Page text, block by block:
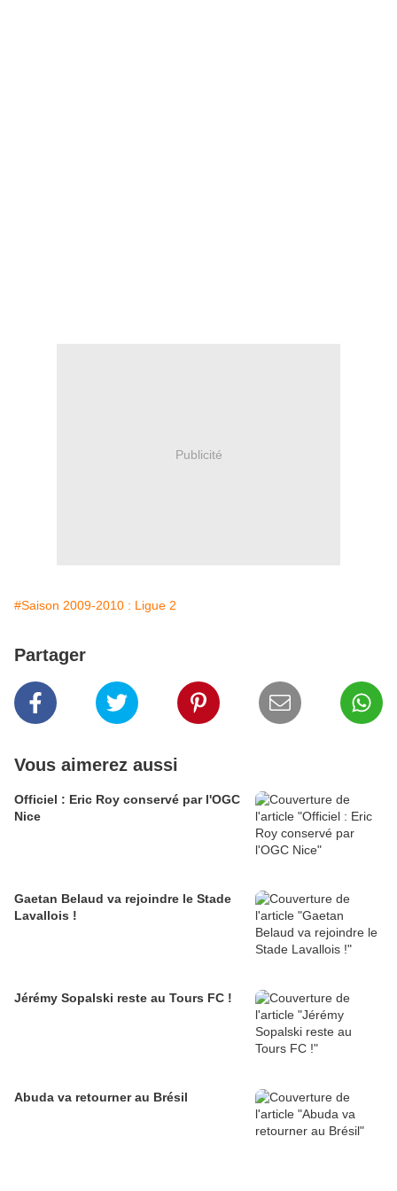
Publicité
#Saison 2009-2010 : Ligue 2
Partager
Vous aimerez aussi
Officiel : Eric Roy conservé par l'OGC
Nice
Gaetan Belaud va rejoindre le Stade
Lavallois !
Jérémy Sopalski reste au Tours FC !
Abuda va retourner au Brésil